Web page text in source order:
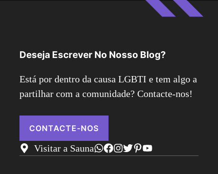
Deseja Escrever No Nosso Blog?
Está por dentro da causa LGBTI e tem algo a
partilhar com a comunidade? Contacte-nos!
CONTACTE-NOS
Visitar a Sauna